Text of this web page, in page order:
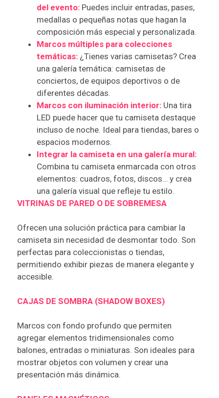
del evento: Puedes incluir entradas, pases,
medallas o pequeñas notas que hagan la
composición más especial y personalizada.
Marcos múltiples para colecciones
temáticas: ¿Tienes varias camisetas? Crea
una galería temática: camisetas de
conciertos, de equipos deportivos o de
diferentes décadas.
Marcos con iluminación interior: Una tira
LED puede hacer que tu camiseta destaque
incluso de noche. Ideal para tiendas, bares o
espacios modernos.
Integrar la camiseta en una galería mural:
Combina tu camiseta enmarcada con otros
elementos: cuadros, fotos, discos… y crea
una galería visual que refleje tu estilo.
VITRINAS DE PARED O DE SOBREMESA
Ofrecen una solución práctica para cambiar la
camiseta sin necesidad de desmontar todo. Son
perfectas para coleccionistas o tiendas,
permitiendo exhibir piezas de manera elegante y
accesible.
CAJAS DE SOMBRA (SHADOW BOXES)
Marcos con fondo profundo que permiten
agregar elementos tridimensionales como
balones, entradas o miniaturas. Son ideales para
mostrar objetos con volumen y crear una
presentación más dinámica.